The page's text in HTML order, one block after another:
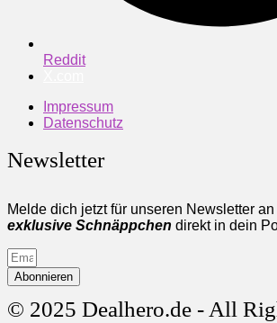
Reddit
Impressum
Datenschutz
Newsletter
Melde dich jetzt für unseren Newsletter
exklusive Schnäppchen direkt in dein
Abonnieren
© 2025 Dealhero.de - All